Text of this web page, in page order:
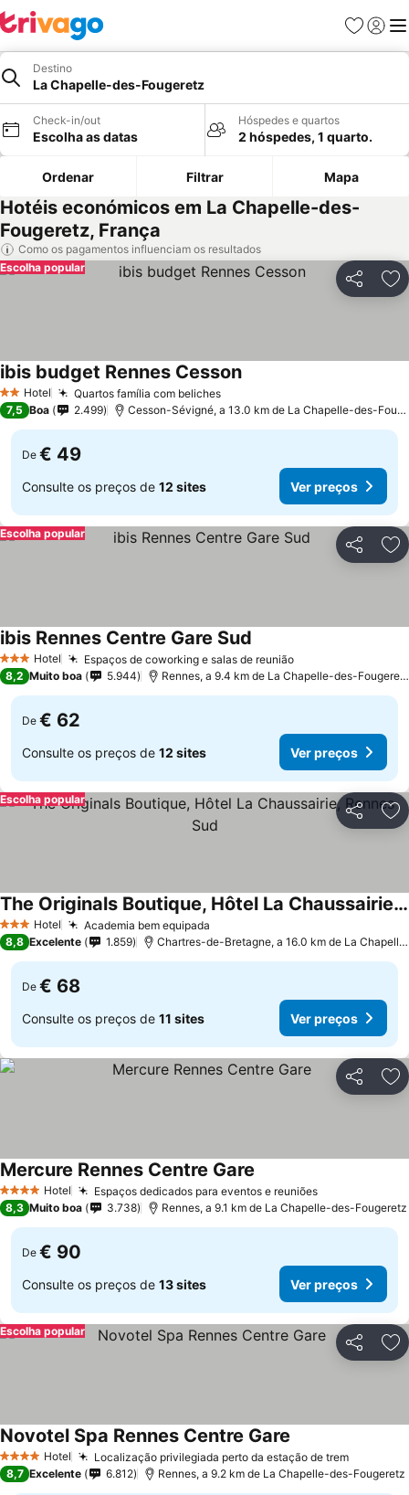
Favoritos
Iniciar
Destino
La Chapelle-des-Fougeretz
Check-in/out
Escolha as datas
Hóspedes e quartos
2 hóspedes, 1 quarto.
Ordenar Filtrar Mapa
Hotéis económicos em La Chapelle-des-
Fougeretz, França
Como os pagamentos influenciam os resultados
Partilhar
Escolha popular
2 Estrelas
Hotel Quartos família com belichesVer preços
ibis budget Rennes CessonVer preços
7,5 Boa 2.499 Cesson-Sévigné, a 13.0 km de La Chapelle-des-
De € 49
Consulte os preços de 12 sites Ver preços
Partilhar
Escolha popular
3 EstrelasHotel Espaços de coworking e salas de reuniãoVer preços
ibis Rennes Centre Gare Sud
8,2 Muito boa 5.944 Rennes, a 9.4 km de La Chapelle-des-Fougeretz
De € 62
Consulte os preços de 12 sites Ver preços
Partilhar
Escolha popular
3 EstrelasHotel Academia bem equipada
The Originals Boutique, Hôtel La Chaussairie, Rennes Sud
Ver preços
8,8 Excelente 1.859 Chartres-de-Bretagne, a 16.0 km de La
De € 68
Consulte os preços de 11 sites Ver preços
Partilhar
4 EstrelasHotel Espaços dedicados para eventos e reuniõesVer preços
Mercure Rennes Centre Gare
8,3 Muito boa 3.738 Rennes, a 9.1 km de La Chapelle-des-Fougeretz
De € 90
Consulte os preços de 13 sites Ver preços
Partilhar
Escolha popular
4 EstrelasHotel Localização privilegiada perto da estação de tremVer
Novotel Spa Rennes Centre Gare
8,7 Excelente 6.812 Rennes, a 9.2 km de La Chapelle-des-Fougeretz